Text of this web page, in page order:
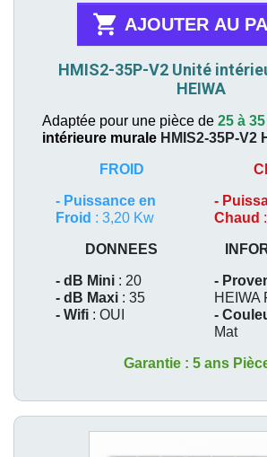
 AJOUTER AU
HMIS2-35P-V2 Unité
HEIWA
Adaptée pour une pièce de 25 à 35
intérieure murale HMIS2-35P-V2
FROID
- Puissance en
Froid : 3,20 Kw
-
Chaud
DONNEES
- dB Mini : 20
- dB Maxi : 35
- Wifi : OUI
-
HEIWA
-
Mat
Garantie : 5 ans